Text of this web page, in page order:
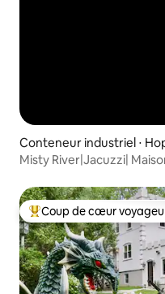
Conteneur industriel ⋅
Misty River|Jacuzzi|
Coups de cœur
Coup de cœur